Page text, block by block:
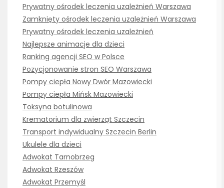
Prywatny ośrodek leczenia uzależnień Warszawa
Zamknięty ośrodek leczenia uzależnień Warszawa
Prywatny ośrodek leczenia uzależnień
Najlepsze animacje dla dzieci
Ranking agencji SEO w Polsce
Pozycjonowanie stron SEO Warszawa
Pompy ciepła Nowy Dwór Mazowiecki
Pompy ciepła Mińsk Mazowiecki
Toksyna botulinowa
Krematorium dla zwierząt Szczecin
Transport indywidualny Szczecin Berlin
Ukulele dla dzieci
Adwokat Tarnobrzeg
Adwokat Rzeszów
Adwokat Przemyśl